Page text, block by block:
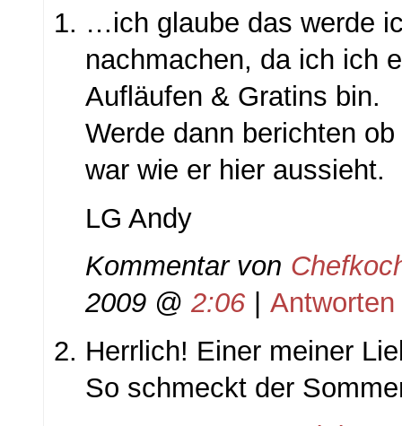
…ich glaube das werde
nachmachen, da ich ich
Aufläufen & Gratins bin.
Werde dann berichten ob
war wie er hier aussieht.
LG Andy
Kommentar von
2009 @ 2:06
Antworten
Herrlich! Einer meiner
So schmeckt der